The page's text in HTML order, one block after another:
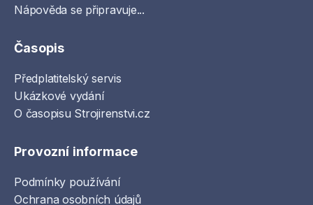
Nápověda se připravuje...
Časopis
Předplatitelský servis
Ukázkové vydání
O časopisu Strojirenstvi.cz
Provozní informace
Podmínky používání
Ochrana osobních údajů